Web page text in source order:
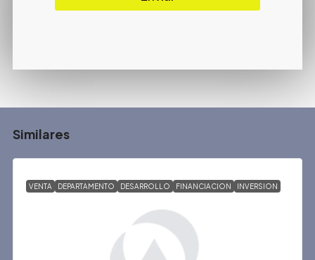
Similares
VENTA DEPARTAMENTO DESARROLLO FINANCIACION INVERSION